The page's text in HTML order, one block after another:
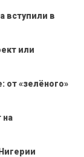
вступили в
или
«зелёного»
на